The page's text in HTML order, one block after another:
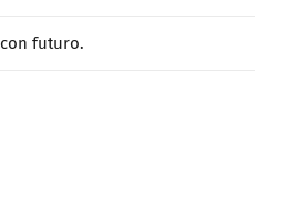
futuro.